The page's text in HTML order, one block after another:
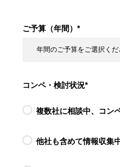
ご予算（年間）*
コンペ・検討状況*
複数社に相談中、コン
他社も含めて情報収集